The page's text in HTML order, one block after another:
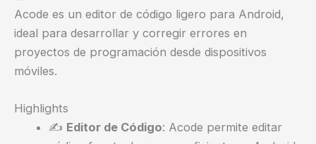
Acode es un editor de código ligero para Android,
ideal para desarrollar y corregir errores en
proyectos de programación desde dispositivos
móviles.
Highlights
✍️ Editor de Código: Acode permite editar